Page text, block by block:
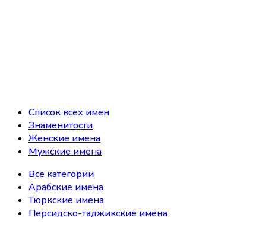
Список всех имён
Знаменитости
Женские имена
Мужские имена
Все категории
Арабские имена
Тюркские имена
Персидско-таджикские имена